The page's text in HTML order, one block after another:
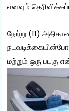
எனவும்
நேற்று (11)
மற்றும் ஒரு படகு